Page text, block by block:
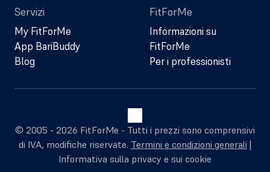
Servizi
My FitForMe
App BariBuddy
Blog
FitForMe
Informazioni su
FitForMe
Per i professionisti
© 2005 - 2026 FitForMe - Tutti i prezzi sono comprensivi
di IVA, modifiche riservate. Termini e condizioni generali |
Informativa sulla privacy e sui cookie